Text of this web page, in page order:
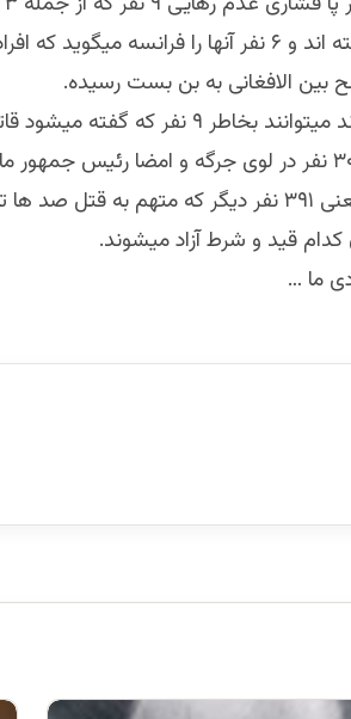
کشور آسترالیا میگوید افراد ما را کشته اند و ۶ نفر آنها را فرانسه
بین الافغانی به بن بست رسیده.
نگاه کنید خارجی ها چقدر قدرت دارند میتوانند بخاطر ۹
اند همه گفت و شنود و‌ تصامیم ۳۰۰۰ نفر در لوی جرگه و امضا رئیس
بکشند. اما متباقی زندانیان طالبان یعنی ۳۹۱ نفر دیگر که متهم
قید و شرط آزاد میشوند.
ما …